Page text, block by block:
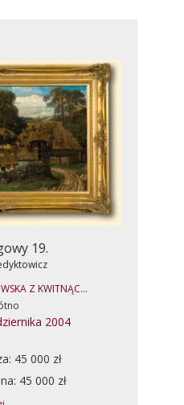
19.
Z KWITNĄC...
2004
45 000 zł
45 000 zł